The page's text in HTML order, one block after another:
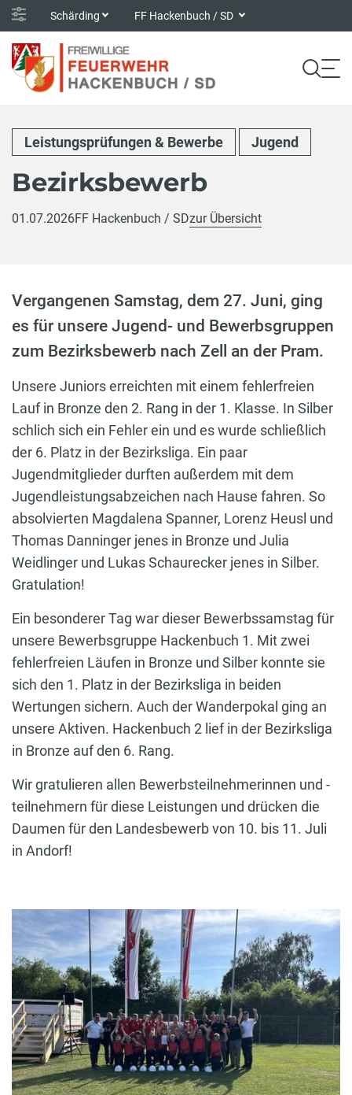
Schärding FF Hackenbuch / SD
Leistungsprüfungen & Bewerbe Jugend
Bezirksbewerb
01.07.2026FF Hackenbuch / SDzur Übersicht
Vergangenen Samstag, dem 27. Juni, ging
es für unsere Jugend- und Bewerbsgruppen
zum Bezirksbewerb nach Zell an der Pram.
Unsere Juniors erreichten mit einem fehlerfreien
Lauf in Bronze den 2. Rang in der 1. Klasse. In Silber
schlich sich ein Fehler ein und es wurde schließlich
der 6. Platz in der Bezirksliga. Ein paar
Jugendmitglieder durften außerdem mit dem
Jugendleistungsabzeichen nach Hause fahren. So
absolvierten Magdalena Spanner, Lorenz Heusl und
Thomas Danninger jenes in Bronze und Julia
Weidlinger und Lukas Schaurecker jenes in Silber.
Gratulation!
Ein besonderer Tag war dieser Bewerbssamstag für
unsere Bewerbsgruppe Hackenbuch 1. Mit zwei
fehlerfreien Läufen in Bronze und Silber konnte sie
sich den 1. Platz in der Bezirksliga in beiden
Wertungen sichern. Auch der Wanderpokal ging an
unsere Aktiven. Hackenbuch 2 lief in der Bezirksliga
in Bronze auf den 6. Rang.
Wir gratulieren allen Bewerbsteilnehmerinnen und -
teilnehmern für diese Leistungen und drücken die
Daumen für den Landesbewerb von 10. bis 11. Juli
in Andorf!